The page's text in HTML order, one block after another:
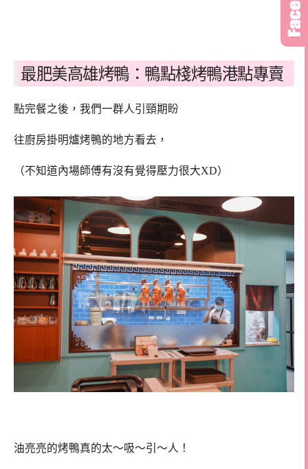
最肥美高雄烤鴨：鴨點棧烤鴨港點專賣
點完餐之後，我們一群人引頸期盼
往廚房掛明爐烤鴨的地方看去，
（不知道內場師傅有沒有覺得壓力很大XD）
油亮亮的烤鴨真的太～吸～引～人！